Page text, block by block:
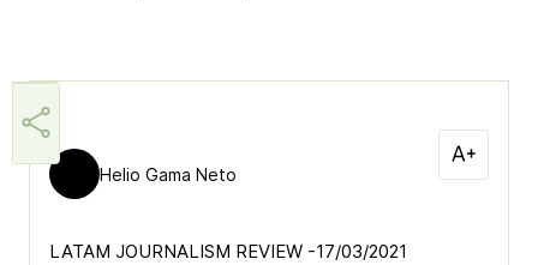
Helio Gama Neto
LATAM JOURNALISM REVIEW -17/03/2021